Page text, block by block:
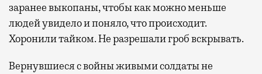
заранее выкопаны, чтобы как можно меньше
людей увидело и поняло, что происходит.
Хоронили тайком. Не разрешали гроб вскрывать.
Вернувшиеся с войны живыми солдаты не